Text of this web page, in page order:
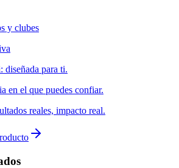
y clubes
diseñada para ti.
en el que puedes confiar.
reales, impacto real.